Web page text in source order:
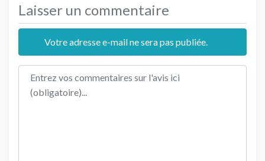
Laisser un commentaire
Votre adresse e-mail ne sera pas publiée.
Texte de l'avis